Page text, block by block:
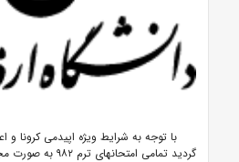
با توجه به شرایط ویژه اپیدمی کرونا و
گردید تمامی